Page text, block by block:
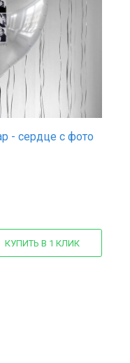
- сердце с фото
КУПИТЬ В 1 КЛИК